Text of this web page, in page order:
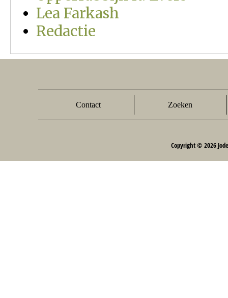
Lea Farkash
Redactie
Contact Zoeken
Copyright © 2026